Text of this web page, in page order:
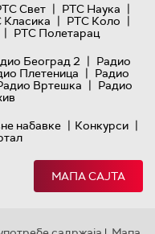
Свет | РТС Наука |
Класика | РТС Коло |
| РТС Полетарац
Београд 2 | Радио
Плетеница | Радио
Вртешка | Радио
набавке | Конкурси |
МАПА САЈТА